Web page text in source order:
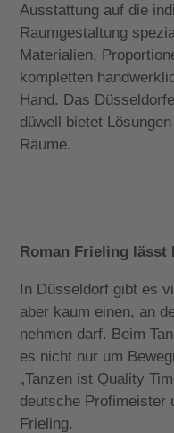
Ausstattung auf die
Raumgestaltung
Materialien,
kompletten
Hand. Das
düwell bietet
Räume.
Roman Frieling lässt
In Düsseldorf gibt es
aber kaum einen, an
nehmen darf. Beim
es nicht nur um
„Tanzen ist Quality
deutsche Profimeister
Frieling.